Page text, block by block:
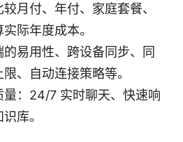
月付、年付、家庭套餐、
际年度成本。
易用性、跨设备同步、同
、自动连接策略等。
量：24/7 实时聊天、快速响
库。